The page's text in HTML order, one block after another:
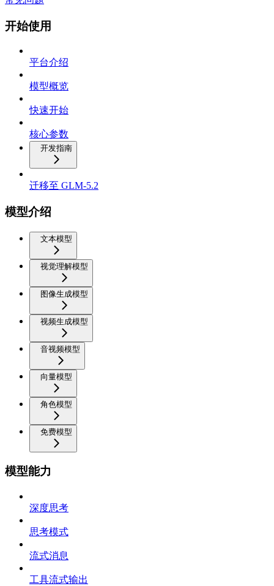
开始使用
平台介绍
模型概览
快速开始
核心参数
开发指南
迁移至 GLM-5.2
模型介绍
文本模型
视觉理解模型
图像生成模型
视频生成模型
音视频模型
向量模型
角色模型
免费模型
模型能力
深度思考
思考模式
流式消息
工具流式输出